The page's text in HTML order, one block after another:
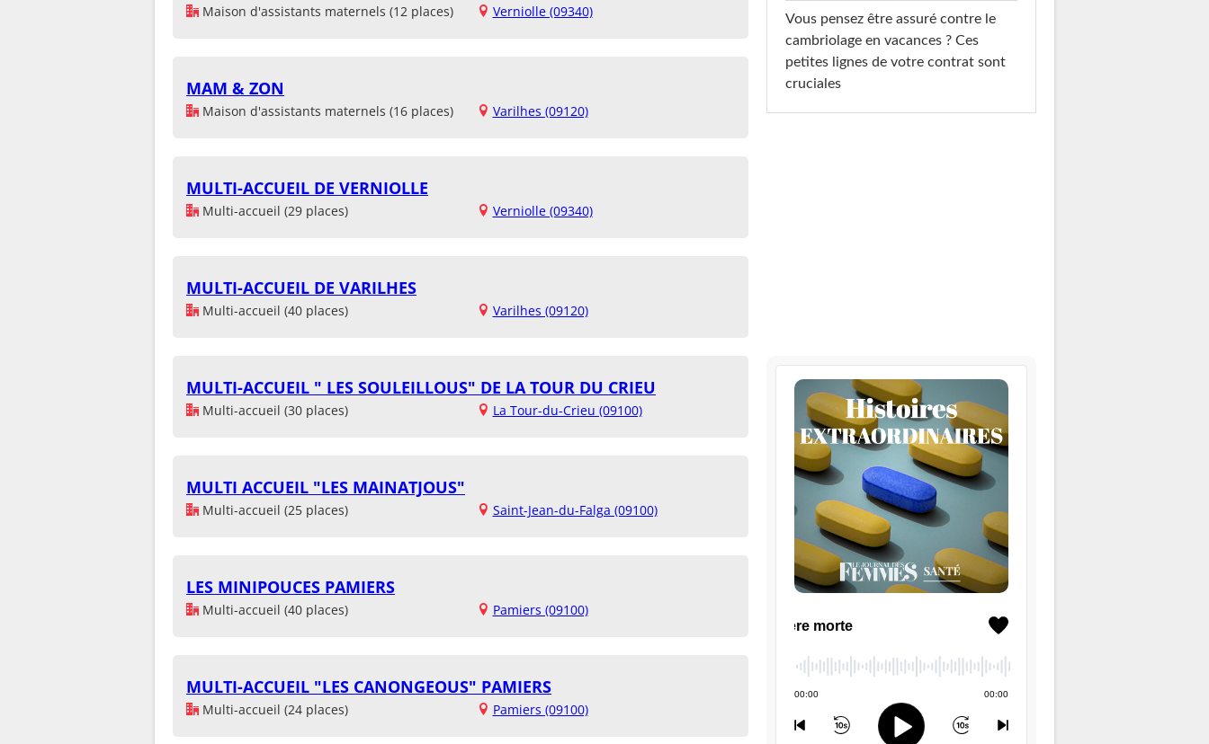
Maison d'assistants maternels (12 places) Verniolle (09340)
MAM & ZON
Maison d'assistants maternels (16 places) Varilhes (09120)
MULTI-ACCUEIL DE VERNIOLLE
Multi-accueil (29 places) Verniolle (09340)
MULTI-ACCUEIL DE VARILHES
Multi-accueil (40 places) Varilhes (09120)
MULTI-ACCUEIL " LES SOULEILLOUS" DE LA TOUR DU CRIEU
Multi-accueil (30 places) La Tour-du-Crieu (09100)
MULTI ACCUEIL "LES MAINATJOUS"
Multi-accueil (25 places) Saint-Jean-du-Falga (09100)
LES MINIPOUCES PAMIERS
Multi-accueil (40 places) Pamiers (09100)
MULTI-ACCUEIL "LES CANONGEOUS" PAMIERS
Multi-accueil (24 places) Pamiers (09100)
Vous pensez être assuré contre le
cambriolage en vacances ? Ces
petites lignes de votre contrat sont
cruciales